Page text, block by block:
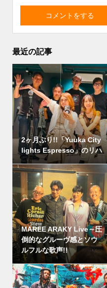
最近の記事
2ヶ月ぶり!!「Yuuka City
lights Espresso」のリハ
MAREE ARAKY Live～圧
倒的なグルーヴ感とソウ
ルフルな歌声!!